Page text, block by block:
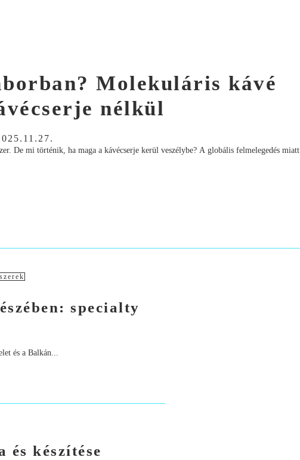
Molekuláris kávé
nélkül
De mi történik, ha maga a kávécserje kerül veszélybe? A globális felmelegedés miatt
specialty
és a Balkán...
készítése